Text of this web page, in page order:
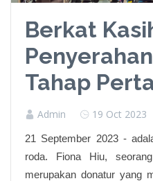
Berkat
Tahap
Admin 19 Oct 2023
21 September 2023 -
roda. Fiona Hiu,
merupakan donatur yang